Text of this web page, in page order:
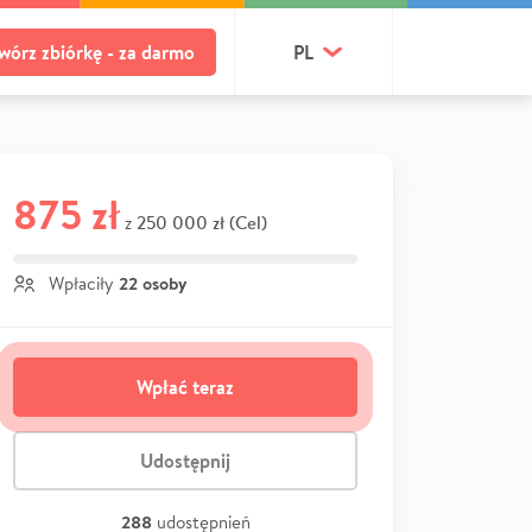
zbiórkę - za darmo PL
875 zł z 250 000 zł (Cel)
Wpłaciły 22 osoby
Wpłać teraz
Udostępnij
288 udostępnień